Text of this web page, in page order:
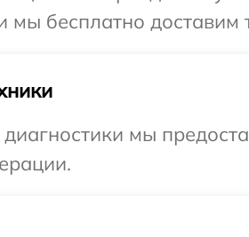
мы бесплатно доставим
мы